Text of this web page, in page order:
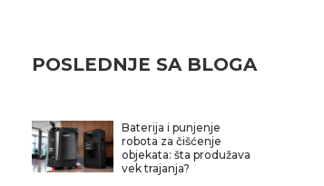
POSLEDNJE SA BLOGA
Baterija i punjenje
robota za čišćenje
objekata: šta produžava
vek trajanja?